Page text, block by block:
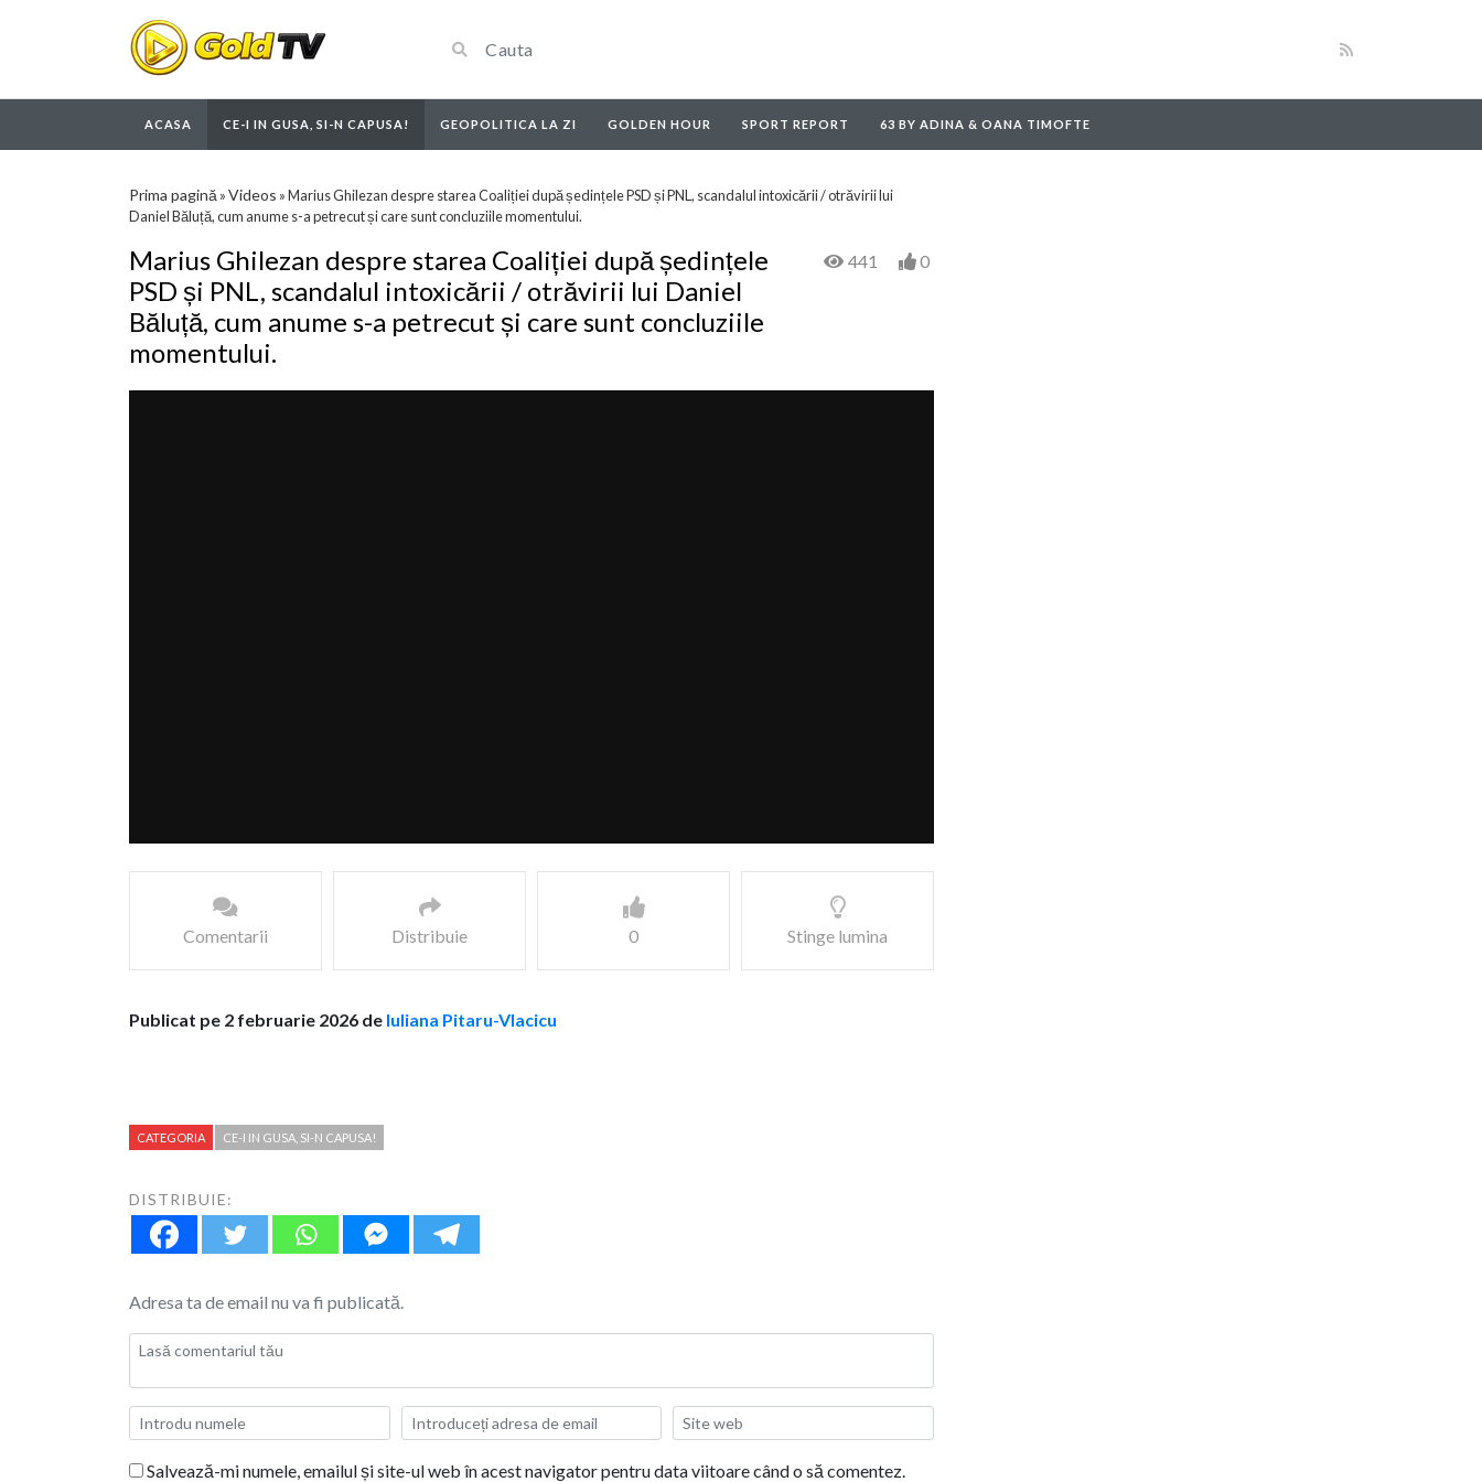
ACASA CE-I IN GUSA, SI-N CAPUSA! GEOPOLITICA LA ZI GOLDEN HOUR SPORT REPORT 63 BY ADINA & OANA TIMOFTE
Prima pagină »Videos »Marius Ghilezan despre starea Coaliției după ședințele PSD și PNL, scandalul intoxicării / otrăvirii lui
Daniel Băluță, cum anume s-a petrecut și care sunt concluziile momentului.
Marius Ghilezan despre starea Coaliției după ședințele
PSD și PNL, scandalul intoxicării / otrăvirii lui Daniel
Băluță, cum anume s-a petrecut și care sunt concluziile
momentului.
441 0
Comentarii Distribuie 0 Stinge lumina
Publicat pe 2 februarie 2026 de Iuliana Pitaru-Vlacicu
CATEGORIA CE-I IN GUSA, SI-N CAPUSA!
DISTRIBUIE:
Adresa ta de email nu va fi publicată.
Salvează-mi numele, emailul și site-ul web în acest navigator pentru data viitoare când o să comentez.